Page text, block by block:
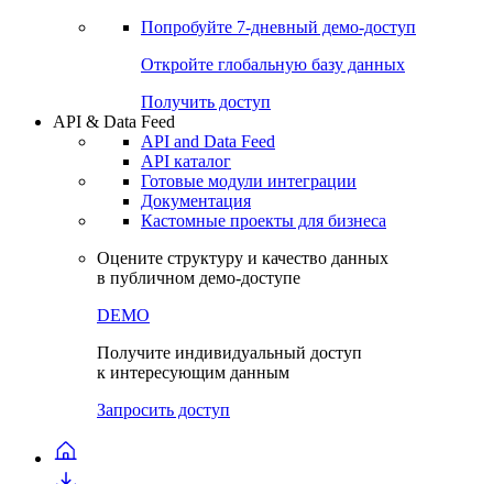
Попробуйте 7-дневный демо-доступ
Откройте глобальную базу данных
Получить доступ
API & Data Feed
API and Data Feed
API каталог
Готовые модули интеграции
Документация
Кастомные проекты для бизнеса
Оцените структуру и качество данных
в публичном демо-доступе
DEMO
Получите индивидуальный доступ
к интересующим данным
Запросить доступ